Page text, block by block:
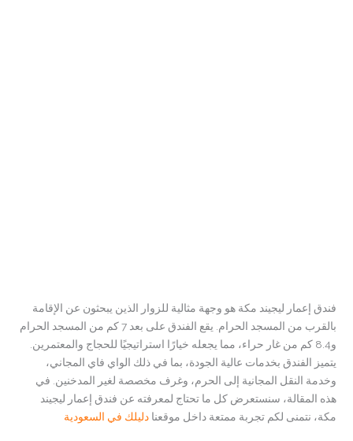
فندق إعمار ليجيند مكة هو وجهة مثالية للزوار الذين يبحثون عن الإقامة
بالقرب من المسجد الحرام. يقع الفندق على بعد 7 كم من المسجد الحرام
و8.4 كم من غار حراء، مما يجعله خيارًا استراتيجيًا للحجاج والمعتمرين.
يتميز الفندق بخدمات عالية الجودة، بما في ذلك الواي فاي المجاني،
وخدمة النقل المجانية إلى الحرم، وغرف مخصصة لغير المدخنين. في
هذه المقالة، سنستعرض كل ما تحتاج لمعرفته عن فندق إعمار ليجيند
مكة، نتمنى لكم تجربة ممتعة داخل موقعنا دليلك في السعودية